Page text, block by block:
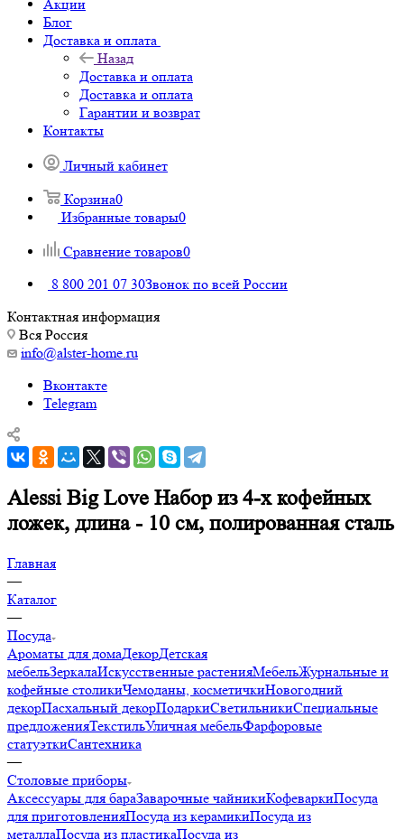
Акции
Блог
Доставка и оплата
Назад
Доставка и оплата
Доставка и оплата
Гарантии и возврат
Контакты
Личный кабинет
Корзина0
Избранные товары0
Сравнение товаров0
8 800 201 07 30Звонок по всей России
Контактная информация
Вся Россия
info@alster-home.ru
Вконтакте
Telegram
Alessi Big Love Набор из 4-х кофейных
ложек, длина - 10 см, полированная сталь
Главная
—
Каталог
—
Посуда
Ароматы для домаДекорДетская
мебельЗеркалаИскусственные растенияМебельЖурнальные и
кофейные столикиЧемоданы, косметичкиНовогодний
декорПасхальный декорПодаркиСветильникиСпециальные
предложенияТекстильУличная мебельФарфоровые
статуэткиСантехника
—
Столовые приборы
Аксессуары для бараЗаварочные чайникиКофеваркиПосуда
для приготовленияПосуда из керамикиПосуда из
металлаПосуда из пластикаПосуда из